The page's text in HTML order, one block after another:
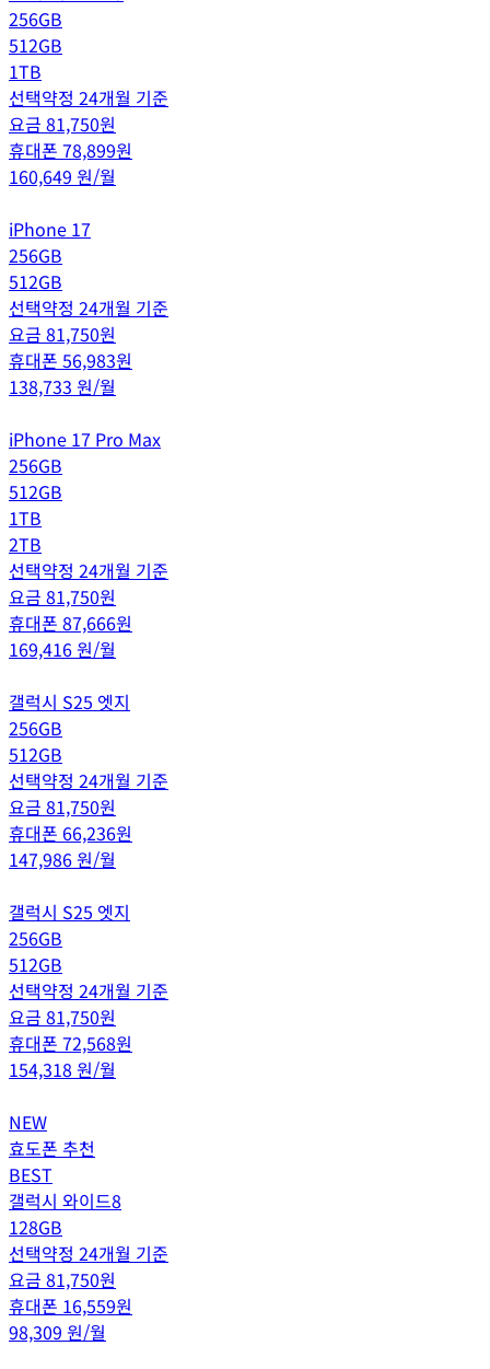
256GB
512GB
1TB
선택약정 24개월 기준
요금 81,750원
휴대폰 78,899원
160,649 원/월
iPhone 17
256GB
512GB
선택약정 24개월 기준
요금 81,750원
휴대폰 56,983원
138,733 원/월
iPhone 17 Pro Max
256GB
512GB
1TB
2TB
선택약정 24개월 기준
요금 81,750원
휴대폰 87,666원
169,416원/월
갤럭시 S25 엣지
256GB
512GB
선택약정 24개월 기준
요금 81,750원
휴대폰 66,236원
147,986원/월
갤럭시 S25 엣지
256GB
512GB
선택약정 24개월 기준
요금 81,750원
휴대폰 72,568원
154,318원/월
NEW
효도폰 추천
BEST
갤럭시 와이드8
128GB
선택약정 24개월 기준
요금 81,750원
휴대폰 16,559원
98,309 원/월